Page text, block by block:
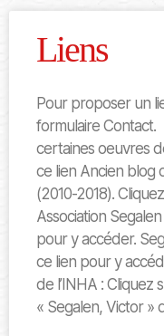
Liens
Pour proposer un
formulaire
certaines oeuvres
ce lien Ancien blog
(2010-2018).
Association
pour y accéder.
ce lien pour y
de l’INHA : Cliquez
« Segalen, Victor »